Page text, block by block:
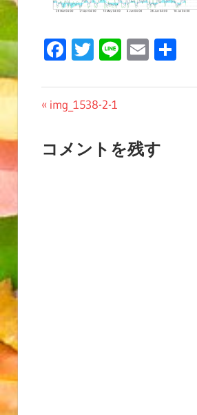
Facebook
Twitter
LineEmail
共
投
ナ
前
投
img_1538-2-1
コメントを残す